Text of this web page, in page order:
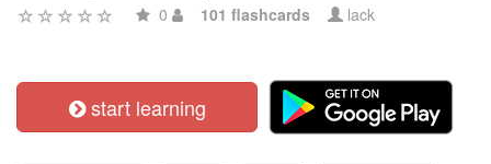
0 101 flashcards lack
start learning